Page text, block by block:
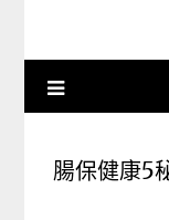
腸保健康5